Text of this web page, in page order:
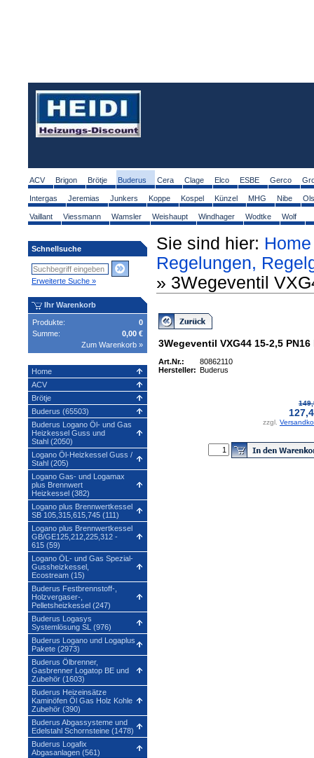
ACV Brigon Brötje Buderus Cera Clage Elco ESBE Gerco
Intergas Jeremias Junkers Koppe Kospel Künzel MHG Nibe
Vaillant Viessmann Wamsler Weishaupt Windhager Wodtke Wolf
Schnellsuche
Erweiterte Suche »
Ihr Warenkorb
Produkte:
0
Summe:
0,00 €
Zum Warenkorb »
Home
ACV
Brötje
Buderus (65503)
Buderus Logano Öl- und Gas
Heizkessel Guss und
Stahl (2050)
Logano Öl-Heizkessel Guss /
Stahl (205)
Logano Gas- und Logamax
plus Brennwert
Heizkessel (382)
Logano plus Brennwertkessel
SB 105,315,615,745 (111)
Logano plus Brennwertkessel
GB/GE125,212,225,312 -
615 (59)
Logano ÖL- und Gas Spezial-
Gussheizkessel,
Ecostream (15)
Buderus Festbrennstoff-,
Holzvergaser-,
Pelletsheizkessel (247)
Buderus Logasys
Systemlösung SL (976)
Buderus Logano und Logaplus
Pakete (2973)
Buderus Ölbrenner,
Gasbrenner Logatop BE und
Zubehör (1603)
Buderus Heizeinsätze
Kaminöfen Öl Gas Holz Kohle
Zubehör (390)
Buderus Abgassysteme und
Edelstahl Schornsteine (1478)
Buderus Logafix
Abgasanlagen (561)
Sie sind hier: Home
Regelungen,
» 3Wegeventil
3Wegeventil VXG44 15-2,5 PN16
Art.Nr.:
80862110
Hersteller: Buderus
zzgl.